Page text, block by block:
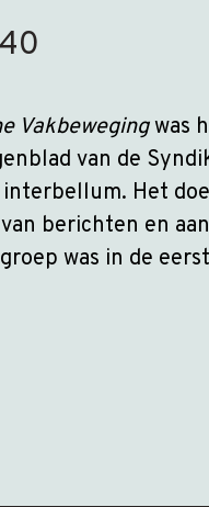
Vakbewegingwas
van de
interbellum. Het
berichten en
was in de